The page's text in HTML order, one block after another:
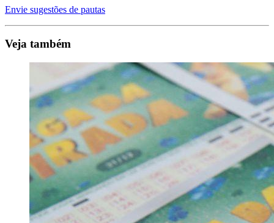
Envie sugestões de pautas
Veja também